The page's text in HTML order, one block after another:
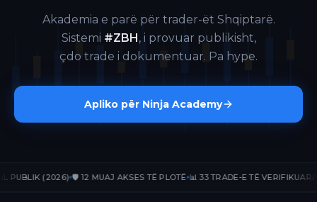
Akademia e parë për trader-ët Shqiptarë.
Sistemi #ZBH, i provuar publikisht,
çdo trade i dokumentuar. Pa hype.
Apliko për Ninja Academy
(2026) 🛡️ 12 MUAJ AKSES TË PLOTË 📊 33 TRADE-E TË VERIFIKUARA 📈